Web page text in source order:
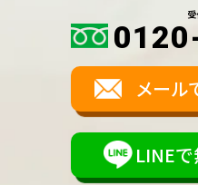
メール
LINE